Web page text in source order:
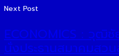
Next Post
ECONOMICS : วุฒิ
นั่งประธานสมาคมสว